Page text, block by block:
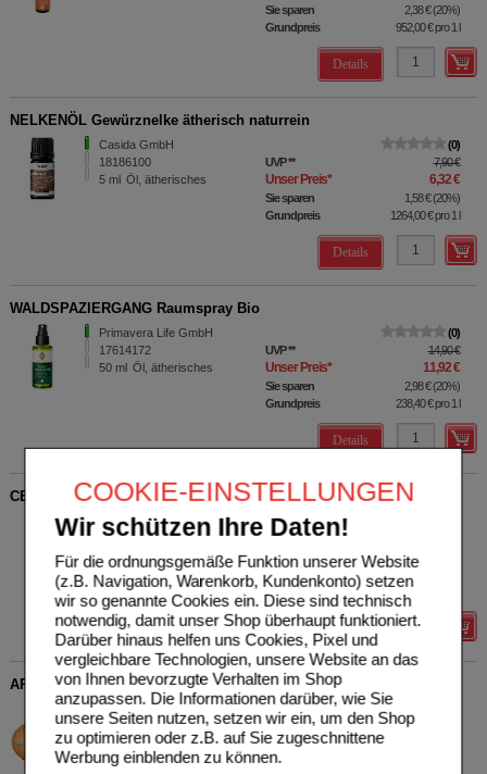
COOKIE-EINSTELLUNGEN
Wir schützen Ihre Daten!
Für die ordnungsgemäße Funktion unserer Website
(z.B. Navigation, Warenkorb, Kundenkonto) setzen
wir so genannte Cookies ein. Diese sind technisch
notwendig, damit unser Shop überhaupt funktioniert.
Darüber hinaus helfen uns Cookies, Pixel und
vergleichbare Technologien, unsere Website an das
von Ihnen bevorzugte Verhalten im Shop
anzupassen. Die Informationen darüber, wie Sie
unsere Seiten nutzen, setzen wir ein, um den Shop
zu optimieren oder z.B. auf Sie zugeschnittene
Werbung einblenden zu können.
Sie sparen 2,38 €(20%)
Grundpreis
952,00 €pro 1 l
Details
NELKENÖL Gewürznelke ätherisch naturrein
Casida GmbH
18186100
5 ml Öl, ätherisches
0
UVP** 7,90 €
Unser Preis* 6,32 €
Sie sparen 1,58 €(20%)
Grundpreis
1264,00 €pro 1 l
Details
WALDSPAZIERGANG Raumspray Bio
Primavera Life GmbH
17614172
50 ml Öl, ätherisches
0
UVP** 14,90 €
Unser Preis* 11,92 €
Sie sparen 2,98 €(20%)
Grundpreis
238,40 €pro 1 l
Details
CEDERNHOLZÖL
Bombastus-Werke AG
06863096
10ml Öl, ätherisches
UVP **
Unser Preis *
Sie sparen
Grundpreis
579,00 €
Details
AROMA DIFFUSER Holzdesign mit LED
Casida GmbH
15880805
1St
UVP **
Unser Preis*
Sie sparen